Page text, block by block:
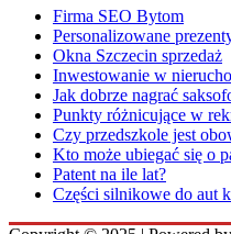
Firma SEO Bytom
Personalizowane
Okna Szczecin sprzedaż
Inwestowanie w
Jak dobrze nagrać
Punkty różnicujące w
Czy przedszkole jest
Kto może ubiegać się o
Patent na ile lat?
Części silnikowe do aut